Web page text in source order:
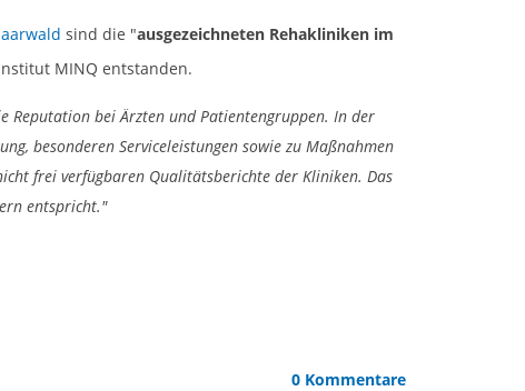
sind die "ausgezeichneten Rehakliniken im
MINQ entstanden.
Reputation bei Ärzten und Patientengruppen. In der
besonderen Serviceleistungen sowie zu Maßnahmen
frei verfügbaren Qualitätsberichte der Kliniken. Das
entspricht."
0 Kommentare